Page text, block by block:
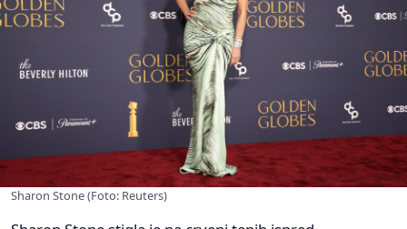
Sharon Stone (Foto: Reuters)